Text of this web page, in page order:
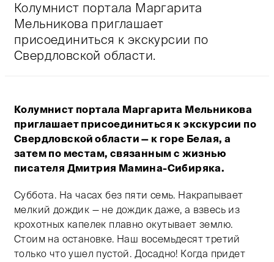
Колумнист портала Маргарита
Мельникова приглашает
присоединиться к экскурсии по
Свердловской области.
Тифлокомментарий: цветная фотография. Осенний
Колумнист портала Маргарита Мельникова
приглашает присоединиться к экскурсии по
Свердловской области — к горе Белая, а
затем по местам, связанным с жизнью
писателя Дмитрия Мамина-Сибиряка.
Суббота. На часах без пяти семь. Накрапывает
мелкий дождик — не дождик даже, а взвесь из
крохотных капелек плавно окутывает землю.
Стоим на остановке. Наш восемьдесят третий
только что ушел пустой. Досадно! Когда придет